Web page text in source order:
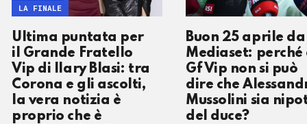
Ultima puntata per
il Grande Fratello
Vip di Ilary Blasi: tra
Corona e gli ascolti,
la vera notizia è
proprio che è
LA FINALE
Buon 25 aprile da
Mediaset: perché
Gf Vip non si può
dire che
Mussolini sia
del duce?